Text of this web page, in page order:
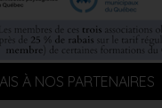
À NOS PARTENAIRES